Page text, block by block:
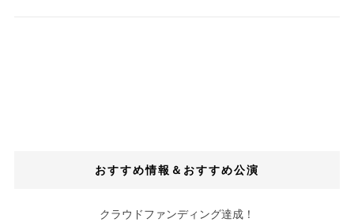
おすすめ情報＆おすすめ公演
クラウドファンディング達成！